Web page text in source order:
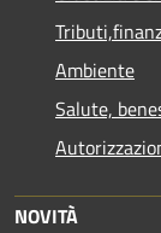
Ambiente
Salute,
NOVITÀ